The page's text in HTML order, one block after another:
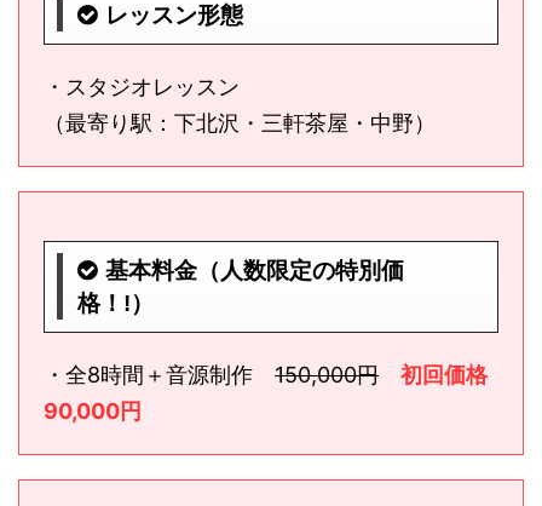
レッスン形態
・スタジオレッスン
（最寄り駅：下北沢・三軒茶屋・中野）
基本料金（人数限定の特別価
格！!）
・全8時間＋音源制作 150,000円
初回価格
90,000円